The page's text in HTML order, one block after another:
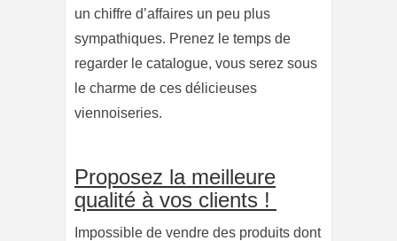
un chiffre d’affaires un peu plus
sympathiques. Prenez le temps de
regarder le catalogue, vous serez sous
le charme de ces délicieuses
viennoiseries.
Proposez la meilleure
qualité à vos clients !
Impossible de vendre des produits dont